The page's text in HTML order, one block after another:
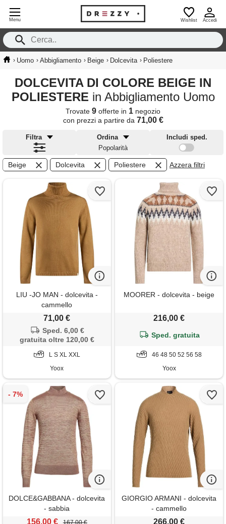
Menu Wishlist Accedi
› Uomo › Abbigliamento › Beige › Dolcevita › Poliestere
DOLCEVITA DI COLORE BEIGE IN
POLIESTERE in Abbigliamento Uomo
Trovate 9 offerte in 1 negozio
con prezzi a partire da 71,00 €
Filtra
Ordina
Popolarità
Includi sped.
Beige Dolcevita Poliestere Azzera filtri
LIU -JO MAN - dolcevita -
cammello
71,00 €
Sped. 6,00 €
gratuita oltre 120,00 €
L S XL XXL
Yoox
MOORER - dolcevita - beige
216,00 €
Sped. gratuita
46 48 50 52 56 58
Yoox
DOLCE&GABBANA - dolcevita
- sabbia
156,00 € 167,00 €
GIORGIO ARMANI - dolcevita
- cammello
266,00 €